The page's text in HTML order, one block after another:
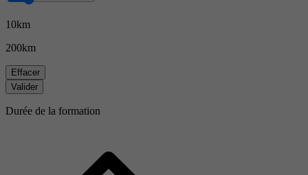
10km
200km
Effacer
Valider
Durée de la formation